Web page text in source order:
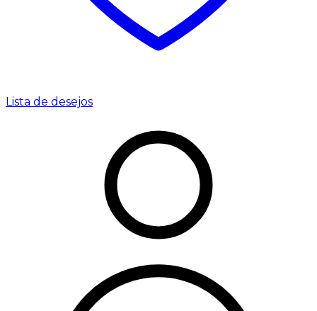
Lista de desejos